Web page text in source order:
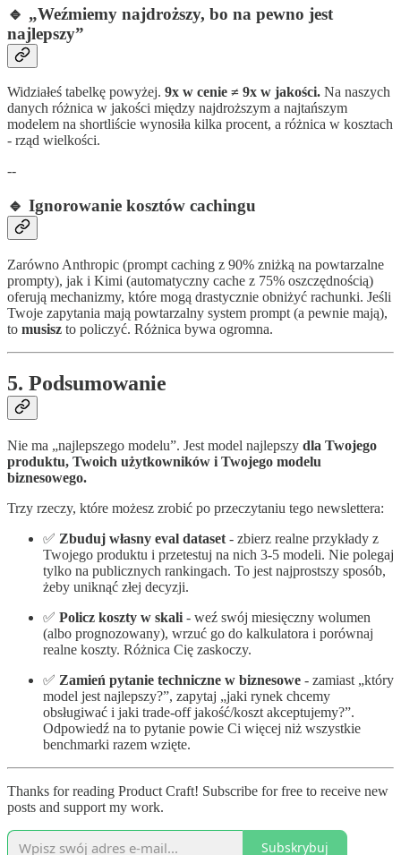
🔹 „Weźmiemy najdroższy, bo na pewno jest
najlepszy”
Widziałeś tabelkę powyżej. 9x w cenie ≠ 9x w jakości. Na naszych
danych różnica w jakości między najdroższym a najtańszym
modelem na shortliście wynosiła kilka procent, a różnica w kosztach
- rząd wielkości.
--
🔹 Ignorowanie kosztów cachingu
Zarówno Anthropic (prompt caching z 90% zniżką na powtarzalne
prompty), jak i Kimi (automatyczny cache z 75% oszczędnością)
oferują mechanizmy, które mogą drastycznie obniżyć rachunki. Jeśli
Twoje zapytania mają powtarzalny system prompt (a pewnie mają),
to musisz to policzyć. Różnica bywa ogromna.
5. Podsumowanie
Nie ma „najlepszego modelu”. Jest model najlepszy dla Twojego
produktu, Twoich użytkowników i Twojego modelu
biznesowego.
Trzy rzeczy, które możesz zrobić po przeczytaniu tego newslettera:
✅ Zbuduj własny eval dataset - zbierz realne przykłady z
Twojego produktu i przetestuj na nich 3-5 modeli. Nie polegaj
tylko na publicznych rankingach. To jest najprostszy sposób,
żeby uniknąć złej decyzji.
✅ Policz koszty w skali - weź swój miesięczny wolumen
(albo prognozowany), wrzuć go do kalkulatora i porównaj
realne koszty. Różnica Cię zaskoczy.
✅ Zamień pytanie techniczne w biznesowe - zamiast „który
model jest najlepszy?”, zapytaj „jaki rynek chcemy
obsługiwać i jaki trade-off jakość/koszt akceptujemy?”.
Odpowiedź na to pytanie powie Ci więcej niż wszystkie
benchmarki razem wzięte.
Thanks for reading Product Craft! Subscribe for free to receive new
posts and support my work.
Subskrybuj